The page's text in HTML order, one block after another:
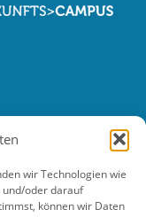
wir Technologien wie
und/oder darauf
können wir Daten